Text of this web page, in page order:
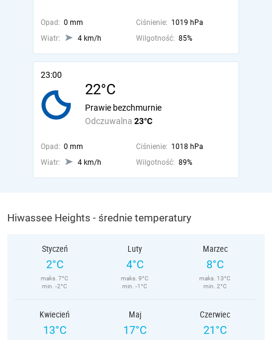
Opad: 0 mm Ciśnienie: 1019 hPa
Wiatr:
4 km/h Wilgotność: 85%
23:00
22°C
Odczuwalna 23°C
Prawie bezchmurnie
Opad: 0 mm Ciśnienie: 1018 hPa
Wiatr:
4 km/h Wilgotność: 89%
Hiwassee Heights - średnie temperatury
Styczeń
2°C
maks. 7°C
min. -2°C
Luty
4°C
maks. 9°C
min. -1°C
Marzec
8°C
maks. 13°C
min. 2°C
Kwiecień
13°C
Maj
17°C
Czerwiec
21°C